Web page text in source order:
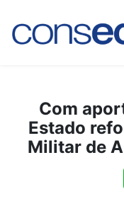
Com
Estado
Militar de